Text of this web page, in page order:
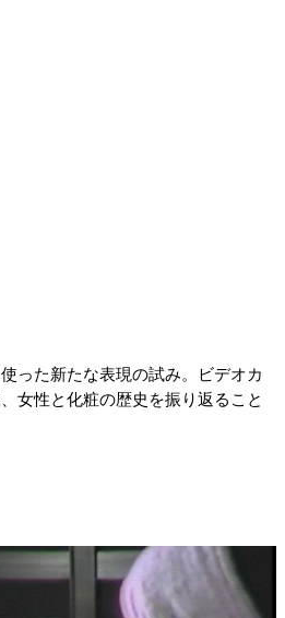
った新たな表現の試み。ビデオカ
女性と化粧の歴史を振り返ること